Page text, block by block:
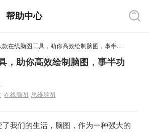
帮助中心
八款在线脑图工具，助你高效绘制脑图，事半功倍！
，助你高效绘制脑图，事半功
在线脑图 思维导图
我们的生活，脑图，作为一种强大的